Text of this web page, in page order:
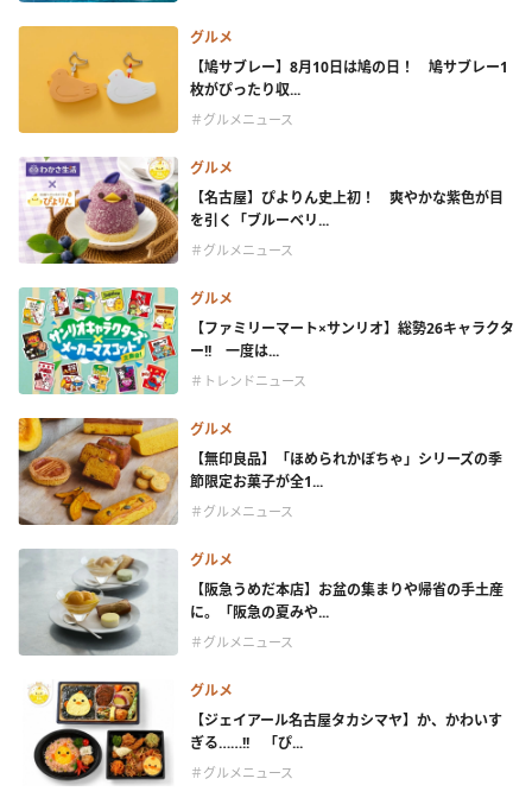
グルメ
【鳩サブレー】8月10日は鳩の日！ 鳩サブレー1
枚がぴったり収...
＃グルメニュース
グルメ
【名古屋】ぴよりん史上初！ 爽やかな紫色が目
を引く「ブルーベリ...
＃グルメニュース
グルメ
【ファミリーマート×サンリオ】総勢26キャラクタ
ー!! 一度は...
＃トレンドニュース
グルメ
【無印良品】「ほめられかぼちゃ」シリーズの季
節限定お菓子が全1...
＃グルメニュース
グルメ
【阪急うめだ本店】お盆の集まりや帰省の手土産
に。「阪急の夏みや...
＃グルメニュース
グルメ
【ジェイアール名古屋タカシマヤ】か、かわいす
ぎる……!! 「ぴ...
＃グルメニュース